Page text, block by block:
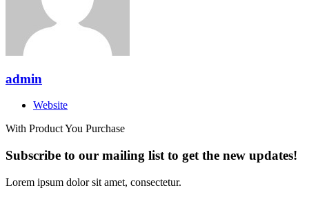
admin
Website
With Product You Purchase
Subscribe to our mailing list to get the new updates!
Lorem ipsum dolor sit amet, consectetur.